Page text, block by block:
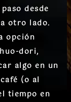
desde
otro lado.
opción
dori,
algo en un
(o al
tiempo en